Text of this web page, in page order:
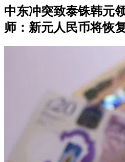
中东冲突致泰铢韩元
师：新元人民币将恢